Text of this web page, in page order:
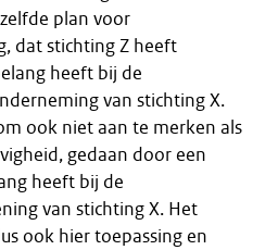
plan voor
dat stichting Z heeft
heeft bij de
van stichting X.
ook niet aan te merken als
gedaan door een
heeft bij de
van stichting X. Het
ook hier toepassing en